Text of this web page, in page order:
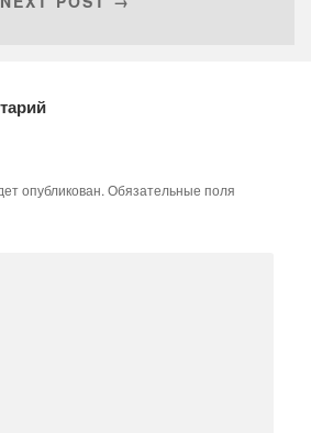
опубликован. Обязательные поля